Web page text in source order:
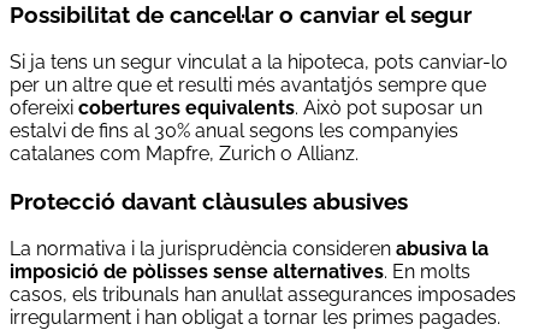
Possibilitat de cancel·lar o canviar el segur
Si ja tens un segur vinculat a la hipoteca, pots canviar-lo
per un altre que et resulti més avantatjós sempre que
ofereixi cobertures equivalents. Això pot suposar un
estalvi de fins al 30% anual segons les companyies
catalanes com Mapfre, Zurich o Allianz.
Protecció davant clàusules abusives
La normativa i la jurisprudència consideren abusiva la
imposició de pòlisses sense alternatives. En molts
casos, els tribunals han anul·lat assegurances imposades
irregularment i han obligat a tornar les primes pagades.